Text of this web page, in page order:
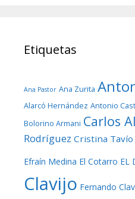
Etiquetas
Ana Pastor Ana Zurita
Alarcó Hernández Antonio
Bolorino Armani Carlos
Rodríguez Cristina Tavío
Efraín Medina El Cotarro EL
Clavijo Fernando